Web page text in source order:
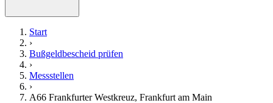
Start
›
Bußgeldbescheid prüfen
›
Messstellen
›
A66 Frankfurter Westkreuz, Frankfurt am Main